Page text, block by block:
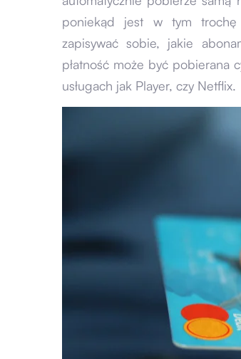
poniekąd jest w tym trochę
zapisywać sobie, jakie
płatność może być pobierana
usługach jak Player, czy Netflix.